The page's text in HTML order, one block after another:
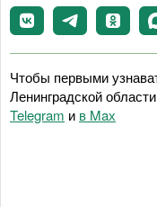
Чтобы первыми
Ленинградской
Telegram и в Maх